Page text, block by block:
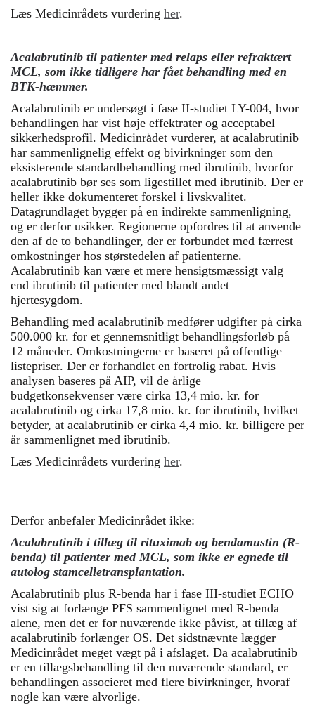
Læs Medicinrådets vurdering her.
Acalabrutinib til patienter med relaps eller refraktært
MCL, som ikke tidligere har fået behandling med en
BTK-hæmmer.
Acalabrutinib er undersøgt i fase II-studiet LY-004, hvor
behandlingen har vist høje effektrater og acceptabel
sikkerhedsprofil. Medicinrådet vurderer, at acalabrutinib
har sammenlignelig effekt og bivirkninger som den
eksisterende standardbehandling med ibrutinib, hvorfor
acalabrutinib bør ses som ligestillet med ibrutinib. Der er
heller ikke dokumenteret forskel i livskvalitet.
Datagrundlaget bygger på en indirekte sammenligning,
og er derfor usikker. Regionerne opfordres til at anvende
den af de to behandlinger, der er forbundet med færrest
omkostninger hos størstedelen af patienterne.
Acalabrutinib kan være et mere hensigtsmæssigt valg
end ibrutinib til patienter med blandt andet
hjertesygdom.
Behandling med acalabrutinib medfører udgifter på cirka
500.000 kr. for et gennemsnitligt behandlingsforløb på
12 måneder. Omkostningerne er baseret på offentlige
listepriser. Der er forhandlet en fortrolig rabat. Hvis
analysen baseres på AIP, vil de årlige
budgetkonsekvenser være cirka 13,4 mio. kr. for
acalabrutinib og cirka 17,8 mio. kr. for ibrutinib, hvilket
betyder, at acalabrutinib er cirka 4,4 mio. kr. billigere per
år sammenlignet med ibrutinib.
Læs Medicinrådets vurdering her.
Derfor anbefaler Medicinrådet ikke:
Acalabrutinib i tillæg til rituximab og bendamustin (R-
benda) til patienter med MCL, som ikke er egnede til
autolog stamcelletransplantation.
Acalabrutinib plus R-benda har i fase III-studiet ECHO
vist sig at forlænge PFS sammenlignet med R-benda
alene, men det er for nuværende ikke påvist, at tillæg af
acalabrutinib forlænger OS. Det sidstnævnte lægger
Medicinrådet meget vægt på i afslaget. Da acalabrutinib
er en tillægsbehandling til den nuværende standard, er
behandlingen associeret med flere bivirkninger, hvoraf
nogle kan være alvorlige.